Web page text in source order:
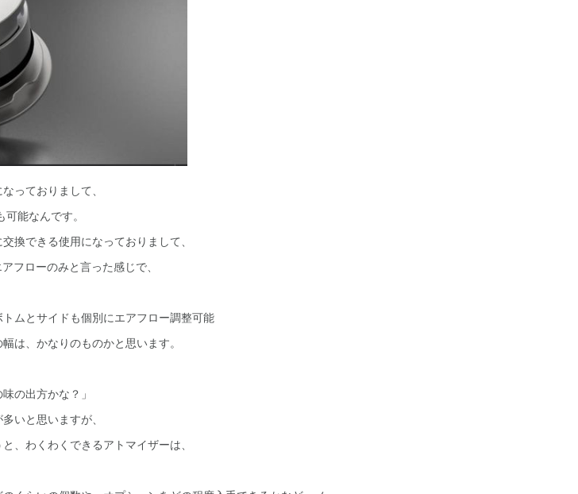
っておりまして、
能なんです。
換できる使用になっておりまして、
フローのみと言った感じで、
ムとサイドも個別にエアフロー調整可能
は、かなりのものかと思います。
の出方かな？」
いと思いますが、
、わくわくできるアトマイザーは、